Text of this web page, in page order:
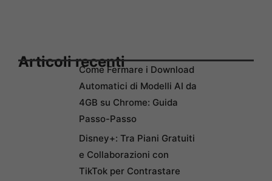
Articoli recentiCome Fermare i Download
Automatici di Modelli AI da
4GB su Chrome: Guida
Passo-Passo
Disney+: Tra Piani Gratuiti
e Collaborazioni con
TikTok per Contrastare